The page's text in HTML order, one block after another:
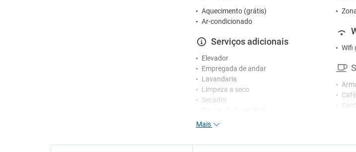
Aquecimento (grátis)
Ar-condicionado
Serviços adicionais
Elevador
Empregada de andar
Lavandaria
Limpeza a seco
Secador
Receção
Receção
Wifi
Café
Fax
Mais